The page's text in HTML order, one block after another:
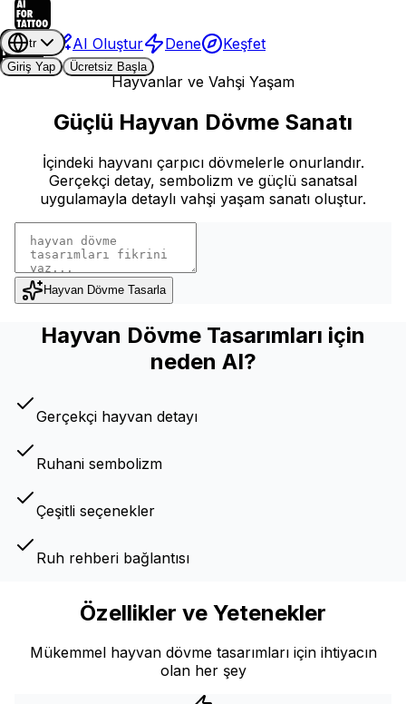
AI Oluştur Dene Keşfet
tr
Giriş Yap
Ücretsiz Başla
Hayvanlar ve Vahşi Yaşam
Güçlü Hayvan Dövme Sanatı
İçindeki hayvanı çarpıcı dövmelerle onurlandır.
Gerçekçi detay, sembolizm ve güçlü sanatsal
uygulamayla detaylı vahşi yaşam sanatı oluştur.
Hayvan Dövme Tasarla
Hayvan Dövme Tasarımları için
neden AI?
Gerçekçi hayvan detayı
Ruhani sembolizm
Çeşitli seçenekler
Ruh rehberi bağlantısı
Özellikler ve Yetenekler
Mükemmel hayvan dövme tasarımları için ihtiyacın
olan her şey